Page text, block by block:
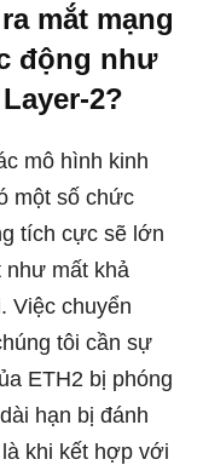
mắt mạng
động như
2?
mô hình kinh
một số chức
tích cực sẽ lớn
như mất khả
Việc chuyển
tôi cần sự
ETH2 bị phóng
hạn bị đánh
khi kết hợp với